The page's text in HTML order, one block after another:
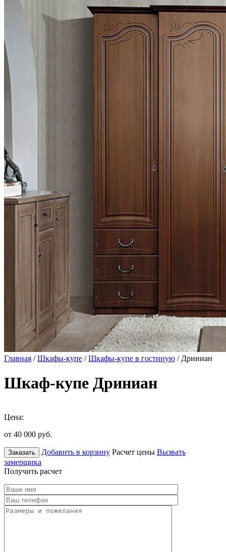
Главная /Шкафы-купе /Шкафы-купе в гостиную / Дриниан
Шкаф-купе Дриниан
Цена:
от 40 000 руб.
Заказать Добавить в корзину Расчет цены Вызвать
замерщика
Получить расчет